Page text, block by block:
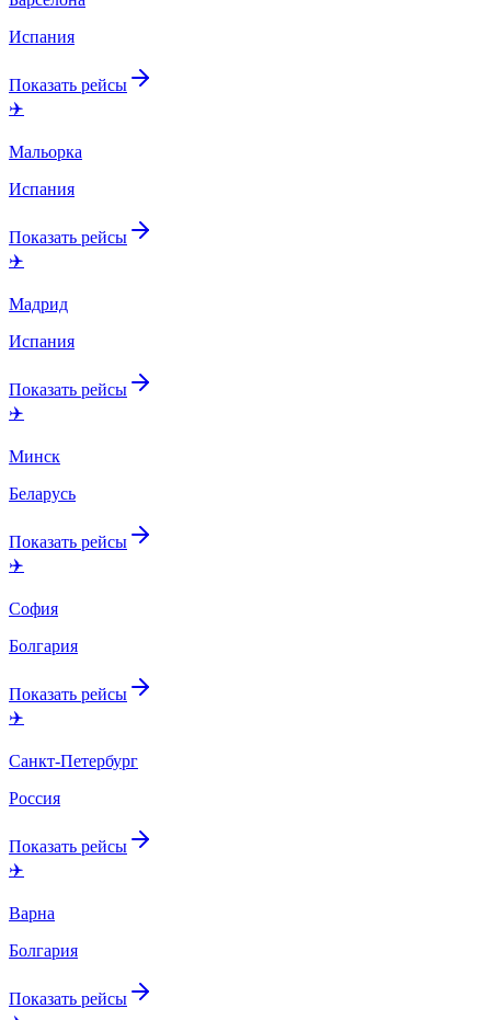
Испания
Показать рейсы
✈️
Мальорка
Испания
Показать рейсы
✈️
Мадрид
Испания
Показать рейсы
✈️
Минск
Беларусь
Показать рейсы
✈️
София
Болгария
Показать рейсы
✈️
Санкт-Петербург
Россия
Показать рейсы
✈️
Варна
Болгария
Показать рейсы